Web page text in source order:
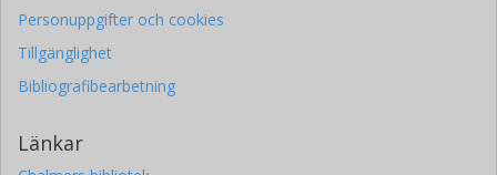
Personuppgifter och cookies
Tillgänglighet
Bibliografibearbetning
Länkar